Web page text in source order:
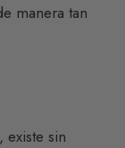
manera tan
sin